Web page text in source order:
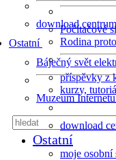
download centrum
Ostatní
Báječný svět
Muzeum
Počítačové
Rodina
příspěvky z
kurzy,
download
Ostatní
moje osobní